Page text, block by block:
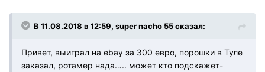
В 11.08.2018 в 12:59, super nacho 55 сказал:
Привет, выиграл на ebay за 300 евро, порошки в Туле
заказал, ротамер нада….. может кто подскажет-